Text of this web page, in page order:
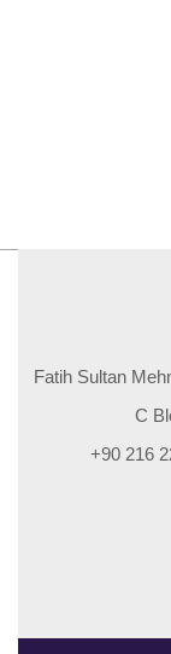
Fatih Sultan
C
+90 216